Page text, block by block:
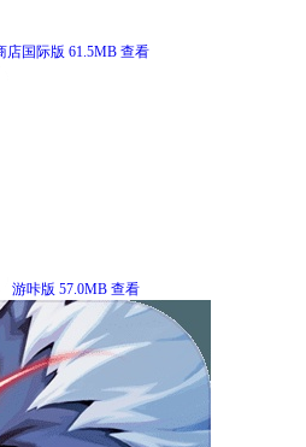
店国际版 61.5MB 查看
游咔版 57.0MB 查看